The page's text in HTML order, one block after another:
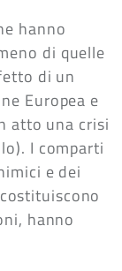
hanno
di quelle
di un
Europea e
atto una crisi
I comparti
e dei
hanno